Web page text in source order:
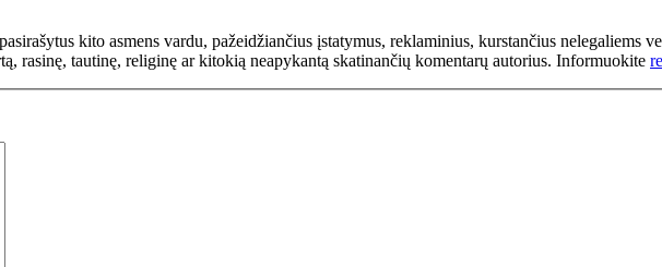
kito asmens vardu, pažeidžiančius įstatymus, reklaminius, kurstančius nelegaliems
rasinę, tautinę, religinę ar kitokią neapykantą skatinančių komentarų autorius. Informuokite